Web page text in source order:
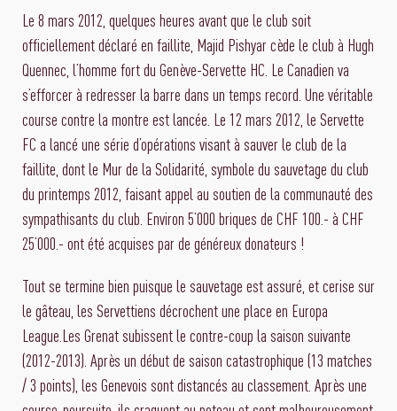
Le 8 mars 2012, quelques heures avant que le club soit
officiellement déclaré en faillite, Majid Pishyar cède le club à Hugh
Quennec, l’homme fort du Genève-Servette HC. Le Canadien va
s’efforcer à redresser la barre dans un temps record. Une véritable
course contre la montre est lancée. Le 12 mars 2012, le Servette
FC a lancé une série d’opérations visant à sauver le club de la
faillite, dont le Mur de la Solidarité, symbole du sauvetage du club
du printemps 2012, faisant appel au soutien de la communauté des
sympathisants du club. Environ 5’000 briques de CHF 100.- à CHF
25’000.- ont été acquises par de généreux donateurs !
Tout se termine bien puisque le sauvetage est assuré, et cerise sur
le gâteau, les Servettiens décrochent une place en Europa
League.Les Grenat subissent le contre-coup la saison suivante
(2012-2013). Après un début de saison catastrophique (13 matches
/ 3 points), les Genevois sont distancés au classement. Après une